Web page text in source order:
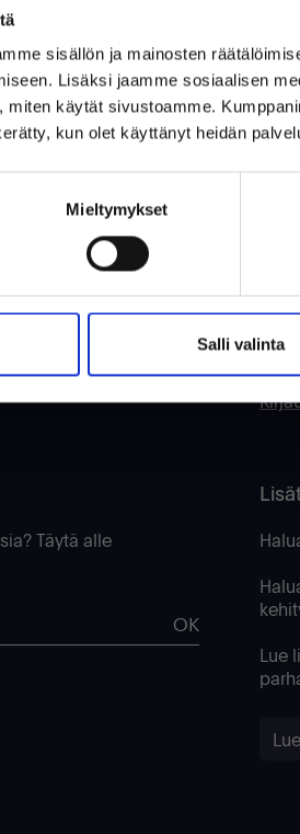
sisällön ja mainosten
Lisäksi jaamme sosiaalisen
miten käytät sivustoamme.
kun olet käyttänyt heidän
Mieltymykset
Salli valinta
Täytä alle
OK
Lue
Tervetuloa Inregon
Oletko yksityishenkilö vai
(Sisältää alvin)